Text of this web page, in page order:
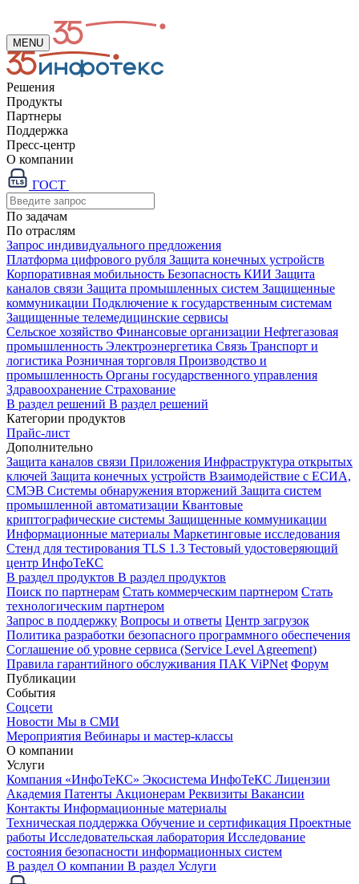
MENU
Решения
Продукты
Партнеры
Поддержка
Пресс-центр
О компании
ГОСТ
По задачам
По отраслям
Запрос индивидуального предложения
Платформа цифрового рубля Защита конечных устройств
Корпоративная мобильность Безопасность КИИ Защита
каналов связи Защита промышленных систем Защищенные
коммуникации Подключение к государственным системам
Защищенные телемедицинские сервисы
Сельское хозяйство Финансовые организации Нефтегазовая
промышленность Электроэнергетика Связь Транспорт и
логистика Розничная торговля Производство и
промышленность Органы государственного управления
Здравоохранение Страхование
В раздел решений В раздел решений
Категории продуктов
Прайс-лист
Дополнительно
Защита каналов связи Приложения Инфраструктура открытых
ключей Защита конечных устройств Взаимодействие с ЕСИА,
СМЭВ Системы обнаружения вторжений Защита систем
промышленной автоматизации Квантовые
криптографические системы Защищенные коммуникации
Информационные материалы Маркетинговые исследования
Стенд для тестирования TLS 1.3 Тестовый удостоверяющий
центр ИнфоТеКС
В раздел продуктов В раздел продуктов
Поиск по партнерам Стать коммерческим партнером Стать
технологическим партнером
Запрос в поддержку Вопросы и ответы Центр загрузок
Политика разработки безопасного программного обеспечения
Соглашение об уровне сервиса (Service Level Agreement)
Правила гарантийного обслуживания ПАК ViPNet Форум
Публикации
События
Соцсети
Новости Мы в СМИ
Мероприятия Вебинары и мастер-классы
О компании
Услуги
Компания «ИнфоТеКС» Экосистема ИнфоТеКС Лицензии
Академия Патенты Акционерам Реквизиты Вакансии
Контакты Информационные материалы
Техническая поддержка Обучение и сертификация Проектные
работы Исследовательская лаборатория Исследование
состояния безопасности информационных систем
В раздел О компании В раздел Услуги